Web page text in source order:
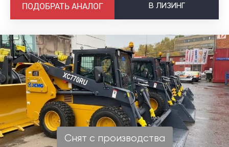
В ЛИЗИНГ
ПОДОБРАТЬ АНАЛОГ
Снят с производства